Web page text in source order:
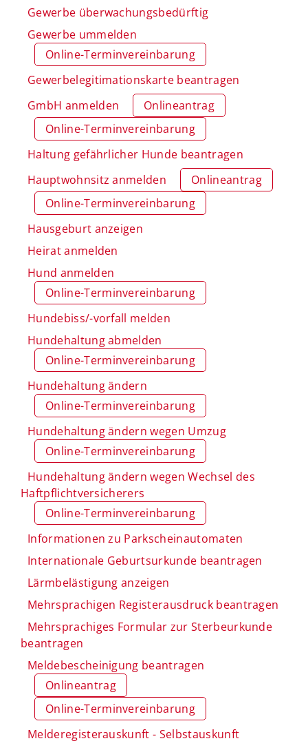
Gewerbe überwachungsbedürftig
Gewerbe ummelden
Online-Terminvereinbarung
Gewerbelegitimationskarte beantragen
GmbH anmelden
Onlineantrag
Online-Terminvereinbarung
Haltung gefährlicher Hunde beantragen
Hauptwohnsitz anmelden
Onlineantrag
Online-Terminvereinbarung
Hausgeburt anzeigen
Heirat anmelden
Hund anmelden
Online-Terminvereinbarung
Hundebiss/-vorfall melden
Hundehaltung abmelden
Online-Terminvereinbarung
Hundehaltung ändern
Online-Terminvereinbarung
Hundehaltung ändern wegen Umzug
Online-Terminvereinbarung
Hundehaltung ändern wegen Wechsel des
Haftpflichtversicherers
Online-Terminvereinbarung
Informationen zu Parkscheinautomaten
Internationale Geburtsurkunde beantragen
Lärmbelästigung anzeigen
Mehrsprachigen Registerausdruck beantragen
Mehrsprachiges Formular zur Sterbeurkunde
beantragen
Meldebescheinigung beantragen
Onlineantrag
Online-Terminvereinbarung
Melderegisterauskunft - Selbstauskunft